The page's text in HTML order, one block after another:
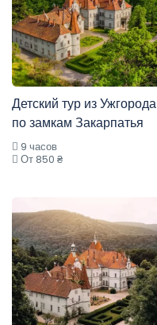
Детский тур из Ужгорода
по замкам Закарпатья
9 часов
От 850 ₴